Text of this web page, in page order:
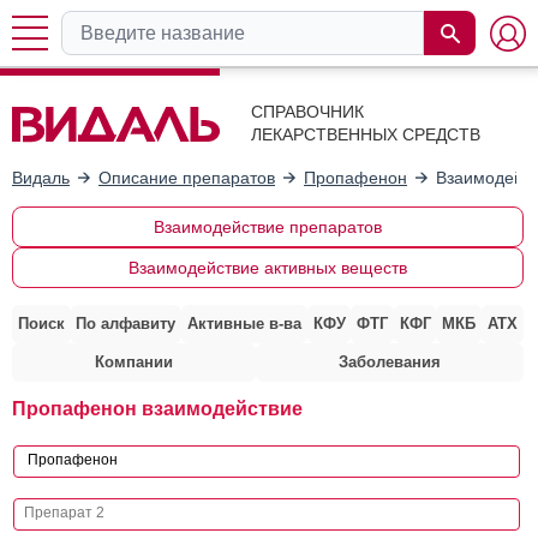
СПРАВОЧНИК
ЛЕКАРСТВЕННЫХ СРЕДСТВ
Видаль Описание препаратов Пропафенон
Взаимодействие препаратов
Взаимодействие активных веществ
Поиск По алфавиту Активные в-ва КФУ ФТГ КФГ МКБ АТХ
Компании Заболевания
Пропафенон взаимодействие